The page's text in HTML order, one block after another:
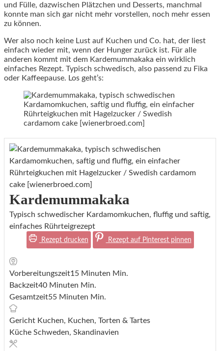
und Fülle, dazwischen Plätzchen und Desserts, manchmal
konnte man sich gar nicht mehr vorstellen, noch mehr essen
zu können.
Wer also noch keine Lust auf Kuchen und Co. hat, der liest
einfach wieder mit, wenn der Hunger zurück ist. Für alle
anderen kommt mit dem Kardemummakaka ein wirklich
einfaches Rezept. Typisch schwedisch, also passend zu Fika
oder Kaffeepause. Los geht’s:
Kardemummakaka
Typisch schwedischer Kardamomkuchen, fluffig und saftig,
einfaches Rührteigrezept
Rezept drucken Rezept auf Pinterest pinnen
Vorbereitungszeit15 Minuten Min.
Backzeit40 Minuten Min.
Gesamtzeit55 Minuten Min.
Gericht Kuchen, Kuchen, Torten & Tartes
Küche Schweden, Skandinavien